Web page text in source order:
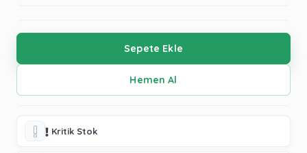
Kritik Stok